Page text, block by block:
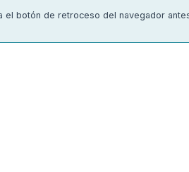
el botón de retroceso del navegador